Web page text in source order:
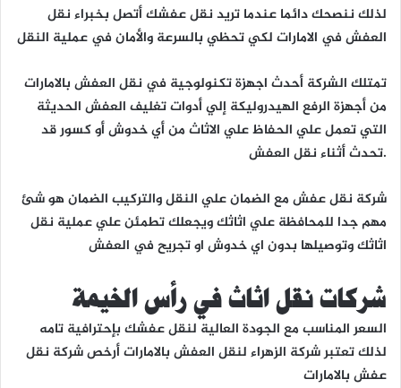
لذلك ننصحك دائما عندما تريد نقل عفشك أتصل بخبراء نقل
العفش في الامارات لكي تحظي بالسرعة والأمان في عملية النقل
تمتلك الشركة أحدث اجهزة تكنولوجية في نقل العفش بالامارات
من أجهزة الرفع الهيدروليكة إلي أدوات تغليف العفش الحديثة
التي تعمل علي الحفاظ علي الاثاث من أي خدوش أو كسور قد
تحدث أثناء نقل العفش.
شركة نقل عفش مع الضمان علي النقل والتركيب الضمان هو شئ
مهم جدا للمحافظة علي اثاثك ويجعلك تطمئن علي عملية نقل
اثاثك وتوصيلها بدون اي خدوش او تجريح في العفش
شركات نقل اثاث في رأس الخيمة
السعر المناسب مع الجودة العالية لنقل عفشك بإحترافية تامه
لذلك تعتبر شركة الزهراء لنقل العفش بالامارات أرخص شركة نقل
عفش بالامارات